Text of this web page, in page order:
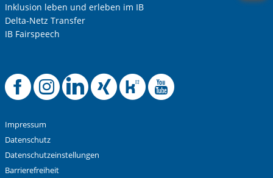
Inklusion leben und erleben im IB
Delta-Netz Transfer
IB Fairspeech
Offizielle
Offizielle
Offizielle
Offizielle
Offizielle
Impressum
Datenschutz
Datenschutzeinstellungen
Barrierefreiheit